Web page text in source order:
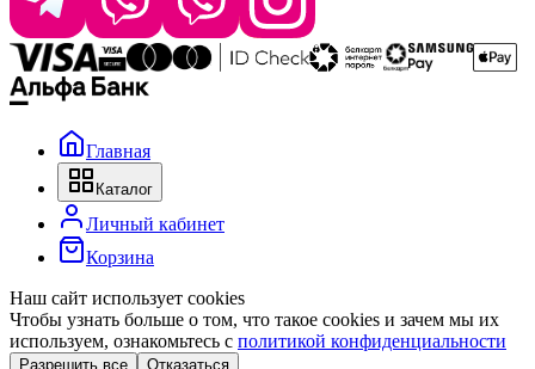
Главная
Каталог
Личный кабинет
Корзина
Наш сайт использует cookies
Чтобы узнать больше о том, что такое cookies и зачем мы их
используем, ознакомьтесь с политикой конфиденциальности
Разрешить все Отказаться